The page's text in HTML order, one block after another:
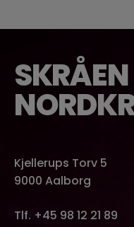
Kjellerups Torv 5
9000 Aalborg
Tlf. +45 98 12 21 89